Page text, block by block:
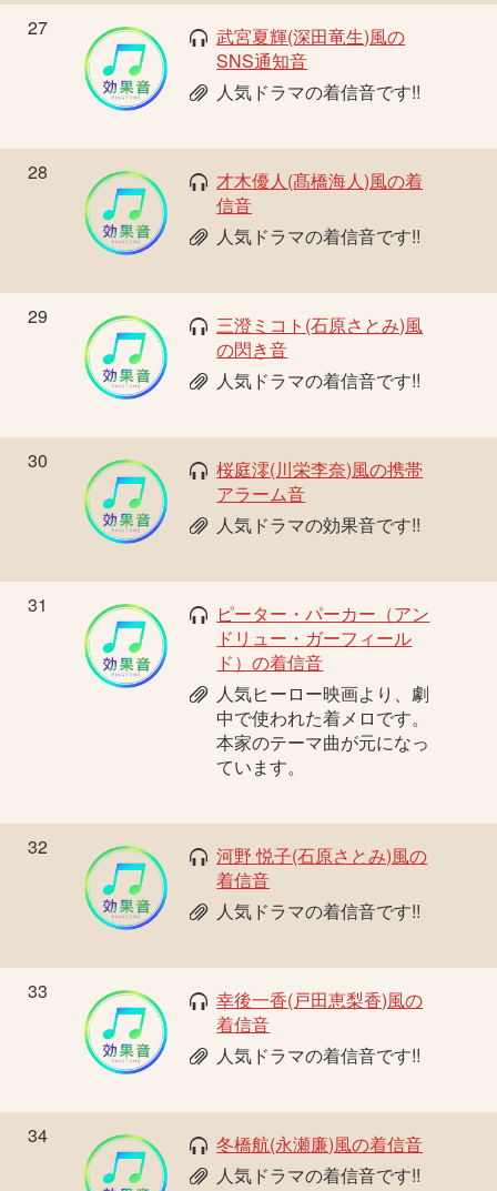
27
武宮夏輝(深田竜生)風の
SNS通知音
人気ドラマの着信音です!!
28
才木優人(髙橋海人)風の着
信音
人気ドラマの着信音です!!
29
三澄ミコト(石原さとみ)風
の閃き音
人気ドラマの着信音です!!
30
桜庭澪(川栄李奈)風の携帯
アラーム音
人気ドラマの効果音です!!
31
ピーター・パーカー（アン
ドリュー・ガーフィール
ド）の着信音
人気ヒーロー映画より、劇
中で使われた着メロです。
本家のテーマ曲が元になっ
ています。
32
河野 悦子(石原さとみ)風の
着信音
人気ドラマの着信音です!!
33
幸後一香(戸田恵梨香)風の
着信音
人気ドラマの着信音です!!
34
冬橋航(永瀬廉)風の着信音
人気ドラマの着信音です!!